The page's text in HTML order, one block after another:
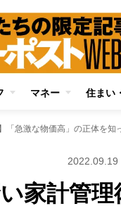
マネー 住まい
「急激な物価高」の正体を知
2022.09.19
家計管